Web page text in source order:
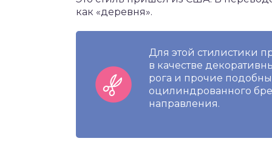
как «деревня».
Для этой стилистики
в качестве
рога и прочие
оцилиндрованного
направления.